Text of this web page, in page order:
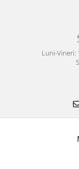
Luni-Vineri: